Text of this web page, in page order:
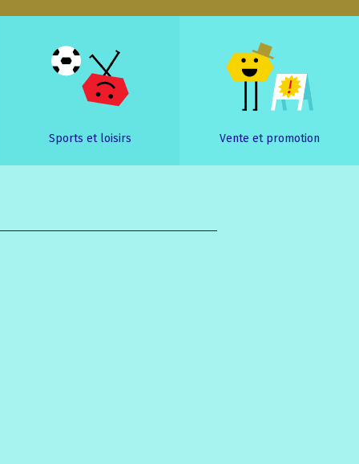
Sports et loisirs Vente et promotion